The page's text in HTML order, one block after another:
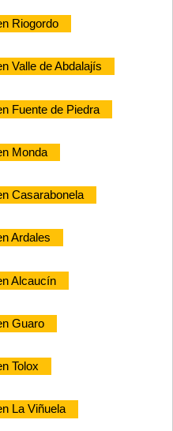
Riogordo
Valle de Abdalajís
Fuente de Piedra
Monda
Casarabonela
Ardales
Alcaucín
Guaro
Tolox
La Viñuela